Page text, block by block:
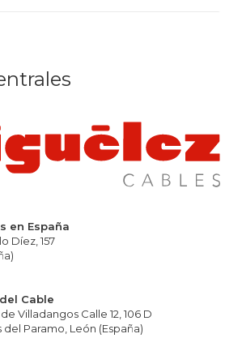
en España
Díez, 157
Cable
Villadangos Calle 12, 106 D
Paramo, León (España)